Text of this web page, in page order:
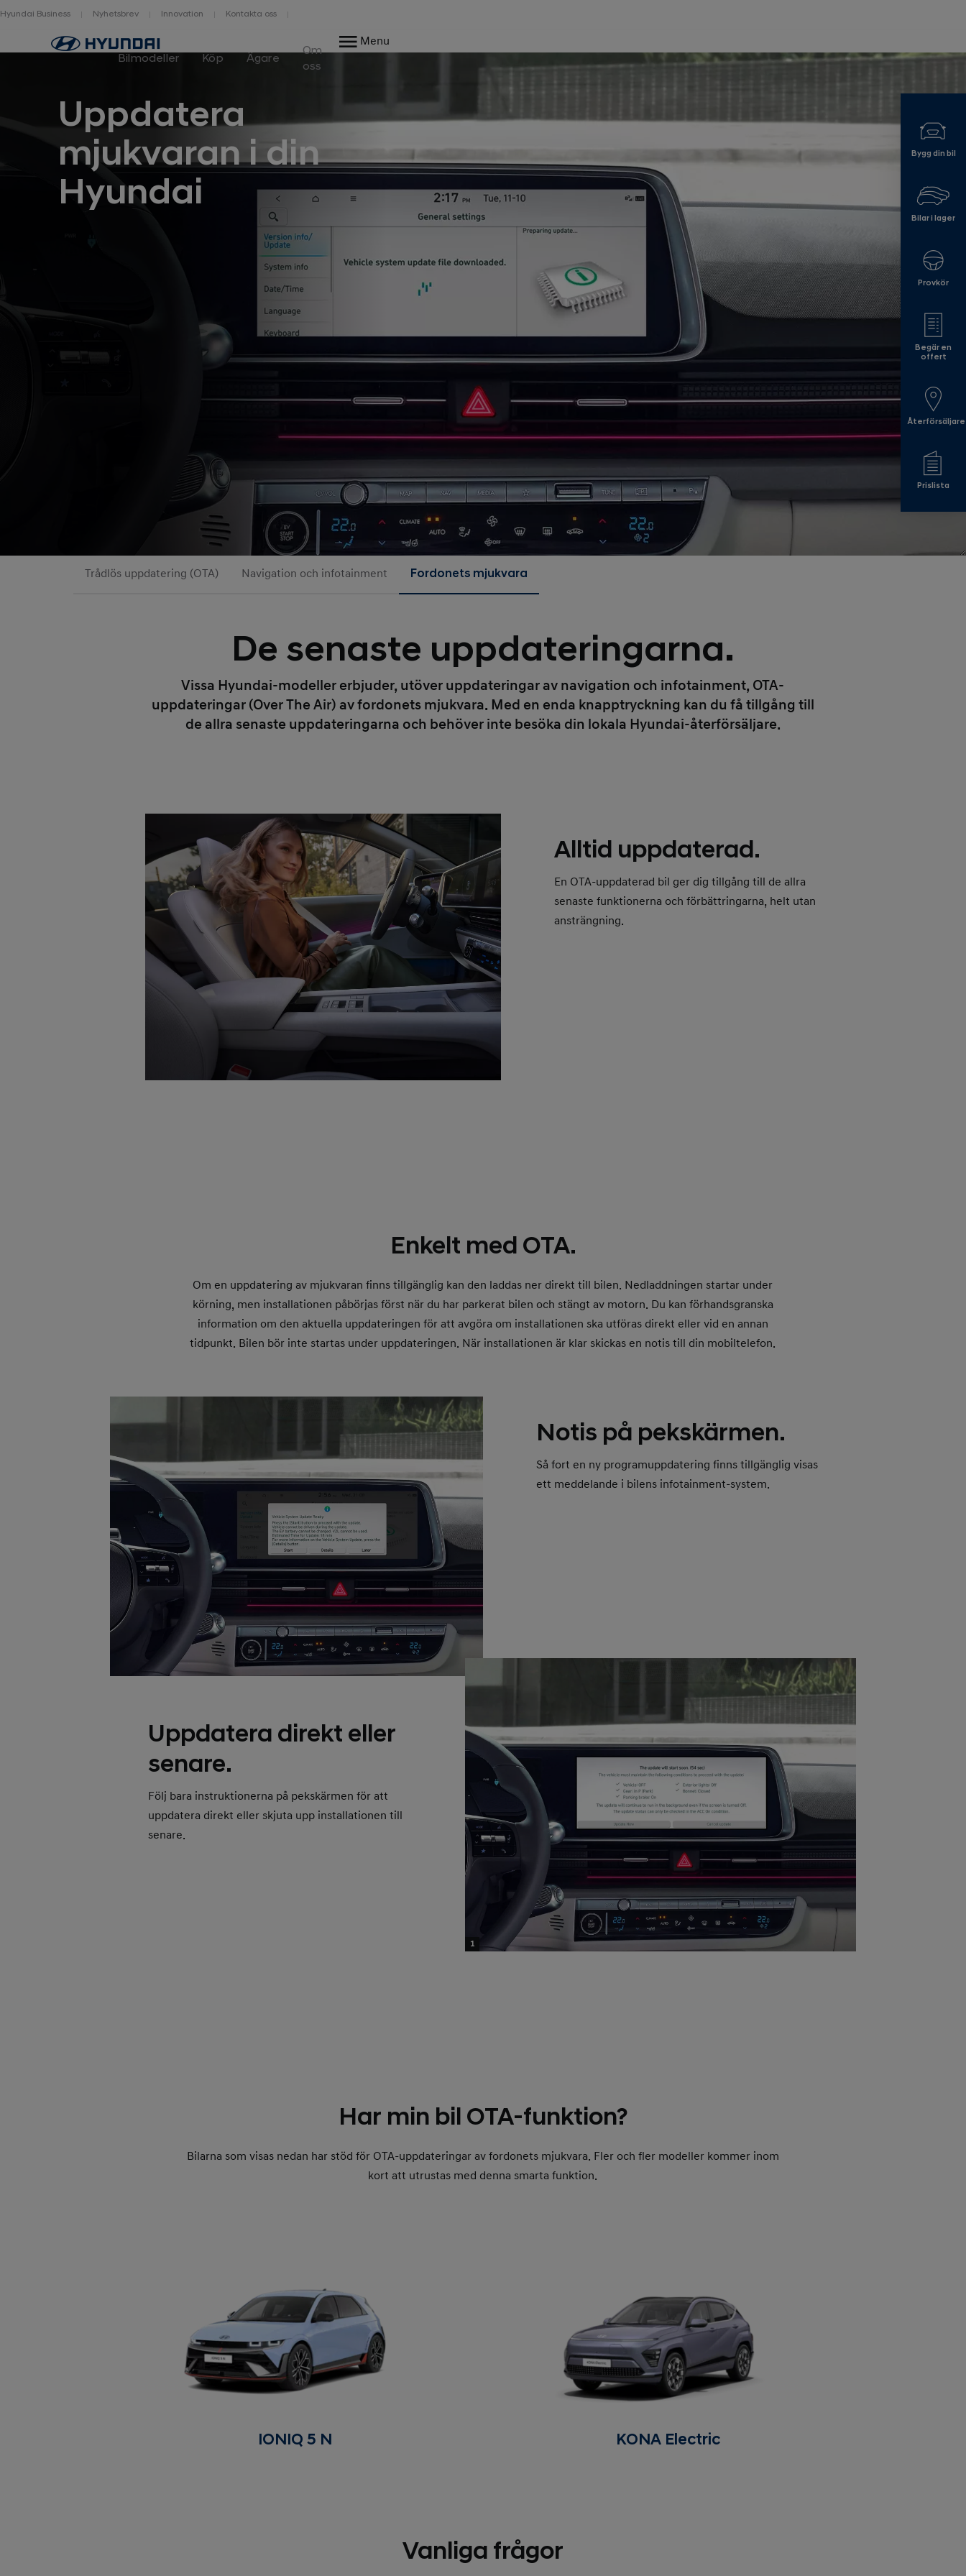
Hyundai Business Nyhetsbrev Innovation Kontakta oss
Bilmodeller Köp Ägare
Om
oss
Menu
Uppdatera
mjukvaran i din
Hyundai
Trådlös uppdatering (OTA) Navigation och infotainment Fordonets mjukvara
De senaste uppdateringarna.
Vissa Hyundai-modeller erbjuder, utöver uppdateringar av navigation och infotainment, OTA-
uppdateringar (Over The Air) av fordonets mjukvara. Med en enda knapptryckning kan du få tillgång till
de allra senaste uppdateringarna och behöver inte besöka din lokala Hyundai-återförsäljare.
Bygg din bil
Bilar i lager
Provkör
Begär en
offert
Återförsäljare
Prislista
Alltid uppdaterad.
En OTA-uppdaterad bil ger dig tillgång till de allra
senaste funktionerna och förbättringarna, helt utan
ansträngning.
Enkelt med OTA.
Om en uppdatering av mjukvaran finns tillgänglig kan den laddas ner direkt till bilen. Nedladdningen startar under
körning, men installationen påbörjas först när du har parkerat bilen och stängt av motorn. Du kan förhandsgranska
information om den aktuella uppdateringen för att avgöra om installationen ska utföras direkt eller vid en annan
tidpunkt. Bilen bör inte startas under uppdateringen. När installationen är klar skickas en notis till din mobiltelefon.
Notis på pekskärmen.
Så fort en ny programuppdatering finns tillgänglig visas
ett meddelande i bilens infotainment-system.
1
Uppdatera direkt eller
senare.
Följ bara instruktionerna på pekskärmen för att
uppdatera direkt eller skjuta upp installationen till
senare.
Har min bil OTA-funktion?
Bilarna som visas nedan har stöd för OTA-uppdateringar av fordonets mjukvara. Fler och fler modeller kommer inom
kort att utrustas med denna smarta funktion.
IONIQ 5 N KONA Electric
Vanliga frågor